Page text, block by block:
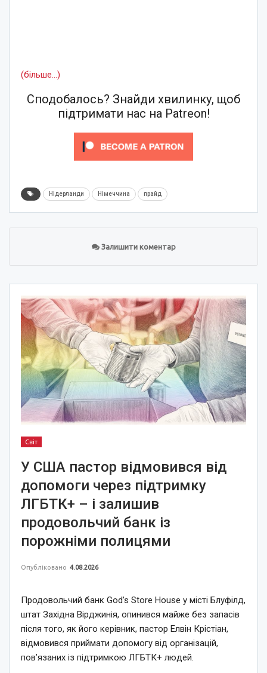
(більше…)
Сподобалось? Знайди хвилинку, щоб
підтримати нас на Patreon!
Нідерланди Німеччина прайд
Залишити коментар
Світ
У США пастор відмовився від
допомоги через підтримку
ЛГБТК+ – і залишив
продовольчий банк із
порожніми полицями
Опубліковано 4.08.2026
Продовольчий банк God’s Store House у місті Блуфілд,
штат Західна Вірджинія, опинився майже без запасів
після того, як його керівник, пастор Елвін Крістіан,
відмовився приймати допомогу від організацій,
пов’язаних із підтримкою ЛГБТК+ людей.